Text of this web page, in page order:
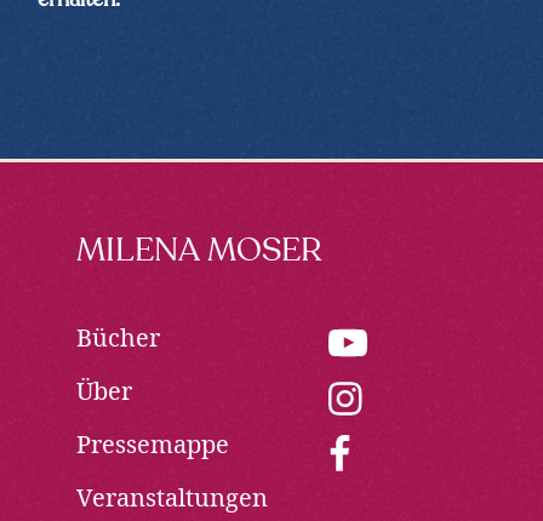
FooterMILENA MOSER
Bücher
Über
Pressemappe
Veranstaltungen